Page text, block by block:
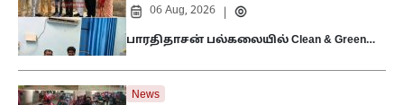
06 Aug, 2026
பாரதிதாசன் பல்கலையில் Clean & Green…
News